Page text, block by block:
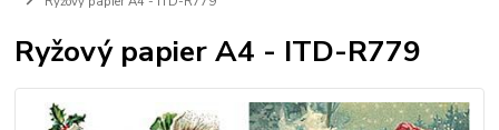
Ryžový papier A4 - ITD-R779